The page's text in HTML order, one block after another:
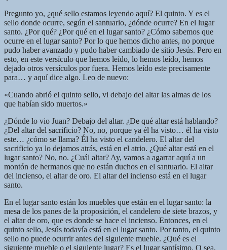
Pregunto yo, ¿qué sello estamos leyendo aquí? El quinto. Y es el
sello donde ocurre, según el santuario, ¿dónde ocurre? En el lugar
santo. ¿Por qué? ¿Por qué en el lugar santo? ¿Cómo sabemos que
ocurre en el lugar santo? Por lo que hemos dicho antes, no porque
pudo haber avanzado y pudo haber cambiado de sitio Jesús. Pero en
esto, en este versículo que hemos leído, lo hemos leído, hemos
dejado otros versículos por fuera. Hemos leído este precisamente
para… y aquí dice algo. Leo de nuevo:
«Cuando abrió el quinto sello, vi debajo del altar las almas de los
que habían sido muertos.»
¿Dónde lo vio Juan? Debajo del altar. ¿De qué altar está hablando?
¿Del altar del sacrificio? No, no, porque ya él ha visto… él ha visto
este… ¿cómo se llama? Él ha visto el candelero. El altar del
sacrificio ya lo dejamos atrás, está en el atrio. ¿Qué altar está en el
lugar santo? No, no. ¿Cuál altar? Ay, vamos a agarrar aquí a un
montón de hermanos que no están duchos en el santuario. El altar
del incienso, el altar de oro. El altar del incienso está en el lugar
santo.
En el lugar santo están los muebles que están en el lugar santo: la
mesa de los panes de la proposición, el candelero de siete brazos, y
el altar de oro, que es donde se hace el incienso. Entonces, en el
quinto sello, Jesús todavía está en el lugar santo. Por tanto, el quinto
sello no puede ocurrir antes del siguiente mueble. ¿Qué es el
siguiente mueble o el siguiente lugar? Es el lugar santísimo. O sea,